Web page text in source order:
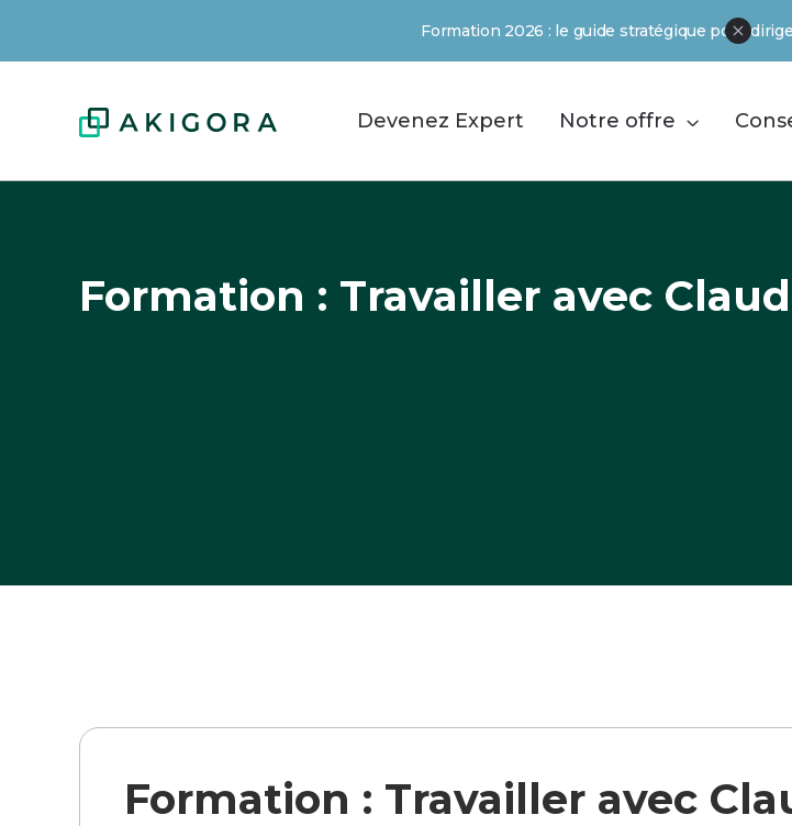
Formation 2026 : le guide stratégique pour
Devenez Expert Notre offre
Formation : Travailler avec
Formation : Travailler avec